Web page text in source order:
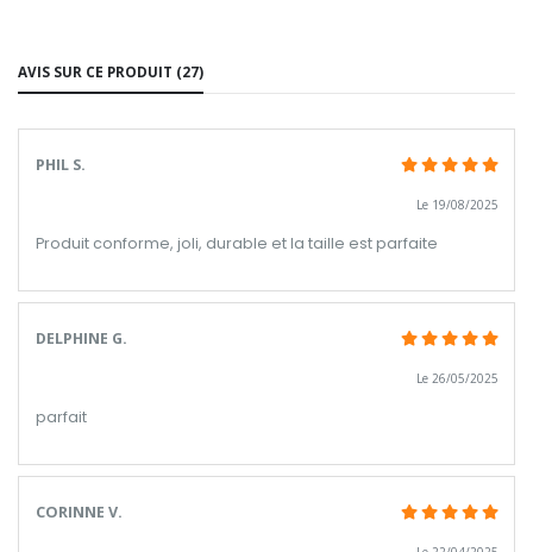
AVIS SUR CE PRODUIT (27)
PHIL S.
Le 19/08/2025
Produit conforme, joli, durable et la taille est parfaite
DELPHINE G.
Le 26/05/2025
parfait
CORINNE V.